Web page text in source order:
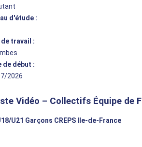
d'étude :
de travail :
de début :
2026
Vidéo – Collectifs Équipe de
U21 Garçons CREPS Ile-de-France